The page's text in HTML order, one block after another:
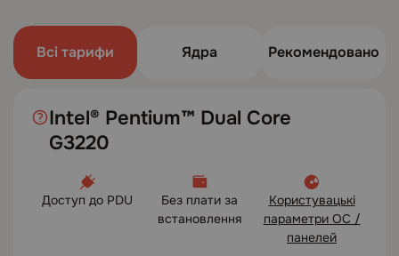
Всі тарифи Ядра Рекомендовано
Intel® Pentium™ Dual Core
G3220
Доступ до PDU
Без плати за
встановлення
Користувацькі
параметри ОС /
панелей